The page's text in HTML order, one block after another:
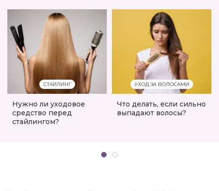
СТАЙЛИНГ
Нужно ли уходовое
средство перед
стайлингом?
УХОД ЗА ВОЛОСАМИ
Что делать, если сильно
выпадают волосы?